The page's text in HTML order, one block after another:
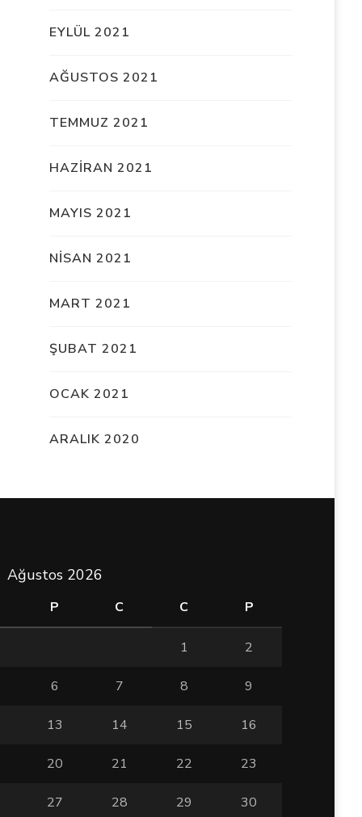
EYLÜL 2021
AĞUSTOS 2021
TEMMUZ 2021
HAZIRAN 2021
MAYIS 2021
NISAN 2021
MART 2021
ŞUBAT 2021
OCAK 2021
ARALIK 2020
Ağustos 2026
P C C P
1 2
6 7 8 9
13 14 15 16
20 21 22 23
27 28 29 30